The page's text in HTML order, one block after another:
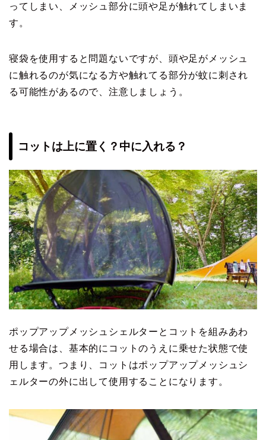
ってしまい、メッシュ部分に頭や足が触れてしまいま
す。
寝袋を使用すると問題ないですが、頭や足がメッシュ
に触れるのが気になる方や触れてる部分が蚊に刺され
る可能性があるので、注意しましょう。
コットは上に置く？中に入れる？
ポップアップメッシュシェルターとコットを組みあわ
せる場合は、基本的にコットのうえに乗せた状態で使
用します。つまり、コットはポップアップメッシュシ
ェルターの外に出して使用することになります。